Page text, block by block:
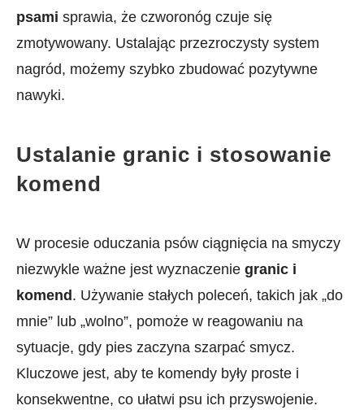
psami sprawia,⁢ że czworonóg czuje się
zmotywowany. Ustalając przezroczysty ⁣system​
nagród, możemy szybko​ zbudować pozytywne
nawyki.
Ustalanie granic i stosowanie
komend
W procesie oduczania⁢ psów ciągnięcia‍ na smyczy
niezwykle ważne ⁤jest wyznaczenie granic i
komend . ‌Używanie stałych poleceń, takich jak „do
mnie” lub „wolno”, pomoże w⁤ reagowaniu na
sytuacje, gdy pies zaczyna szarpać smycz.
Kluczowe jest, aby te komendy⁣ były proste i
konsekwentne, co ułatwi psu ich przyswojenie.